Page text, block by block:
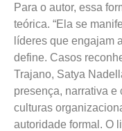
Para o autor, essa
teórica. “Ela se
líderes que engajam
define. Casos
Trajano, Satya
presença, narrativa e
culturas
autoridade formal. O